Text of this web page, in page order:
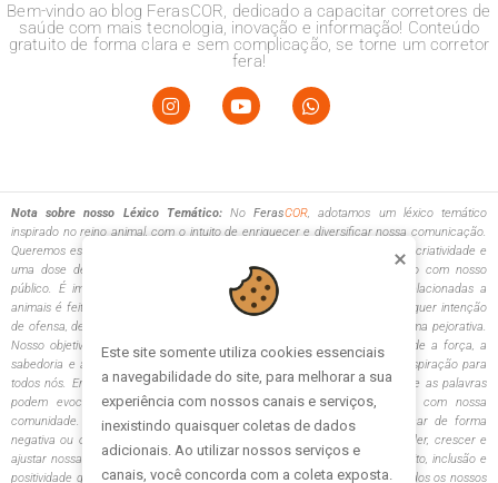
Bem-vindo ao blog FerasCOR, dedicado a capacitar corretores de
saúde com mais tecnologia, inovação e informação! Conteúdo
gratuito de forma clara e sem complicação, se torne um corretor
fera!
Nota sobre nosso Léxico Temático:NoFerasCOR, adotamos um léxico temático
inspirado no reino animal, com o intuito de enriquecer e diversificar nossa comunicação.
Queremos esclarecer que a escolha desse tema visa trazer originalidade, criatividade e
uma dose de descontração às nossas interações, tanto internas quanto com nosso
público. É importante destacar que o uso de analogias e metáforas relacionadas a
animais é feito com o maior respeito e admiração pela natureza, sem qualquer intenção
de ofensa, desrespeito ou comparação direta de pessoas a animais de forma pejorativa.
Nosso objetivo é criar um ambiente comunicativo único e engajador, onde a força, a
sabedoria e as qualidades admiráveis do reino animal sejam fontes de inspiração para
todos nós. Entendemos e respeitamos a diversidade de interpretações que as palavras
podem evocar e nos comprometemos a manter um diálogo aberto com nossa
comunidade. Se em algum momento, a linguagem que escolhemos tocar de forma
negativa ou ofensiva, encorajamos o feedback. Estamos aqui para aprender, crescer e
ajustar nossa comunicação, garantindo que ela reflita os valores de respeito, inclusão e
positividade que nos guiam. Agradecemos a compreensão e o apoio de todos os nossos
Este site somente utiliza cookies essenciais
a navegabilidade do site, para melhorar a sua
experiência com nossos canais e serviços,
inexistindo quaisquer coletas de dados
adicionais. Ao utilizar nossos serviços e
canais, você concorda com a coleta exposta.